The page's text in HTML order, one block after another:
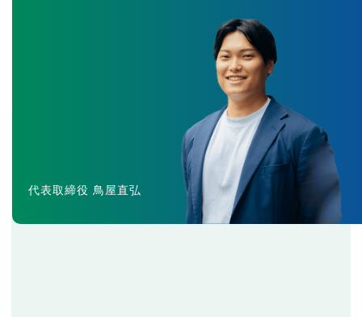
代表取締役 鳥屋直弘